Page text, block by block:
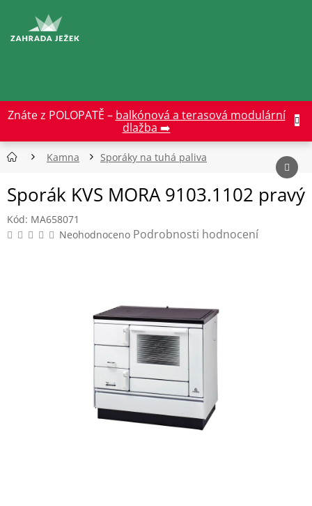
obsah
Znáte z POLOPATĚ – balkónová a terasová modulární
dlažba ➡️
Kamna Sporáky na tuhá paliva
Sporák KVS MORA 9103.1102 pravý
Kód: MA658071
Průměrné
hodnocení
Neohodnoceno Podrobnosti hodnocení